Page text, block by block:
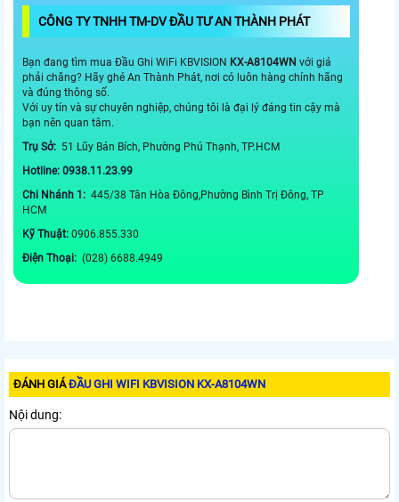
CÔNG TY TNHH TM-DV ĐẦU TƯ AN THÀNH PHÁT
Bạn đang tìm mua Đầu Ghi WiFi KBVISION KX-A8104WN với giá
phải chăng? Hãy ghé An Thành Phát, nơi có luôn hàng chính hãng
và đúng thông số.
Với uy tín và sự chuyên nghiệp, chúng tôi là đại lý đáng tin cậy mà
bạn nên quan tâm.
Trụ Sở: 51 Lũy Bán Bích, Phường Phú Thạnh, TP.HCM
Hotline: 0938.11.23.99
Chi Nhánh 1: 445/38 Tân Hòa Đông,Phường Bình Trị Đông, TP
HCM
Kỹ Thuật: 0906.855.330
Điện Thoại: (028) 6688.4949
ĐÁNH GIÁĐẦU GHI WIFI KBVISION KX-A8104WN
Nội dung: